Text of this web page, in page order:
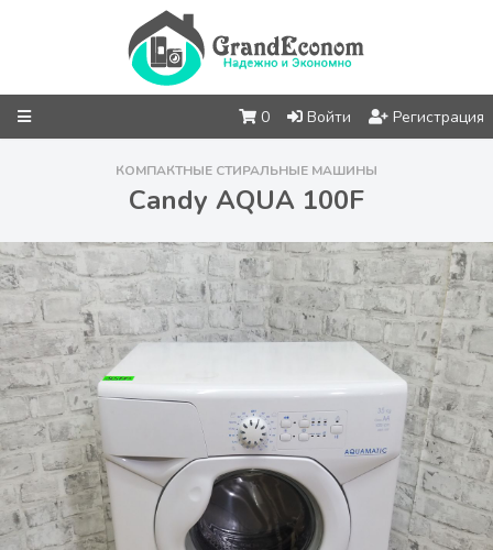
0 Войти Регистрация
КОМПАКТНЫЕ СТИРАЛЬНЫЕ МАШИНЫ
Candy AQUA 100F